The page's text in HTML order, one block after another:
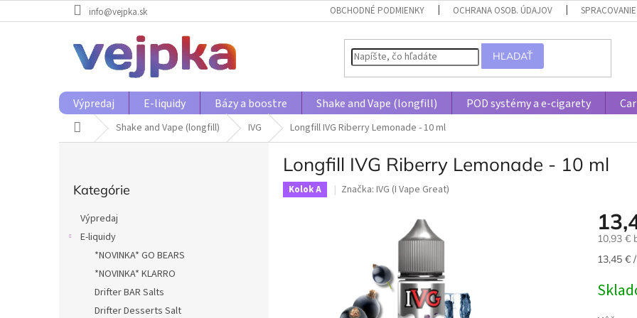
na
info@vejpka.sk OBCHODNÉ PODMIENKY OCHRANA OSOB. ÚDAJOV
HĽADAŤ
Výpredaj E-liquidy Bázy a boostre Shake and Vape (longfill) POD systémy a e-cigarety
DomovShake and Vape (longfill) IVG Longfill IVG Riberry Lemonade - 10 ml
kategórie
Kategórie
Výpredaj
E-liquidy
*NOVINKA* GO BEARS
*NOVINKA* KLARRO
Drifter BAR Salts
Drifter Desserts Salt
Longfill IVG Riberry Lemonade - 10 ml
Kolok A Značka: IVG (I Vape Great)
10,93 €
13,45 €